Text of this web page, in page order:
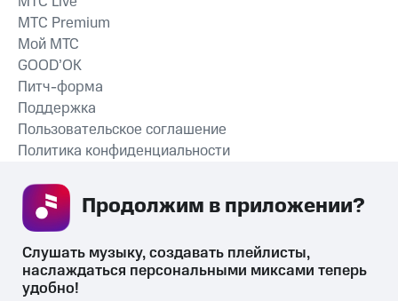
СКАЧАТЬ ПРИЛОЖЕНИЕ
MTС Premium
Мой МТС
GOOD’OK
Питч-форма
Поддержка
Пользовательское соглашение
Политика конфиденциальности
Слушать музыку, создавать плейлисты,
наслаждаться персональными миксами теперь
удобно!